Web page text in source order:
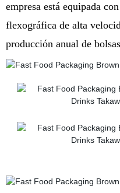
empresa está equipada
flexográfica de alta
producción anual de